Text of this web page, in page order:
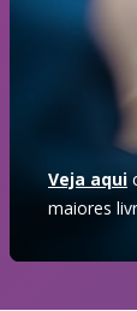
Veja aqui
maiores